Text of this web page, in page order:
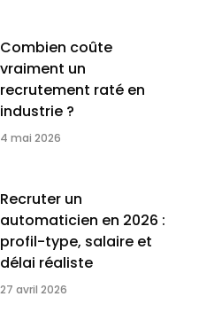
Combien coûte
vraiment un
recrutement raté en
industrie ?
4 mai 2026
Recruter un
automaticien en 2026 :
profil-type, salaire et
délai réaliste
27 avril 2026